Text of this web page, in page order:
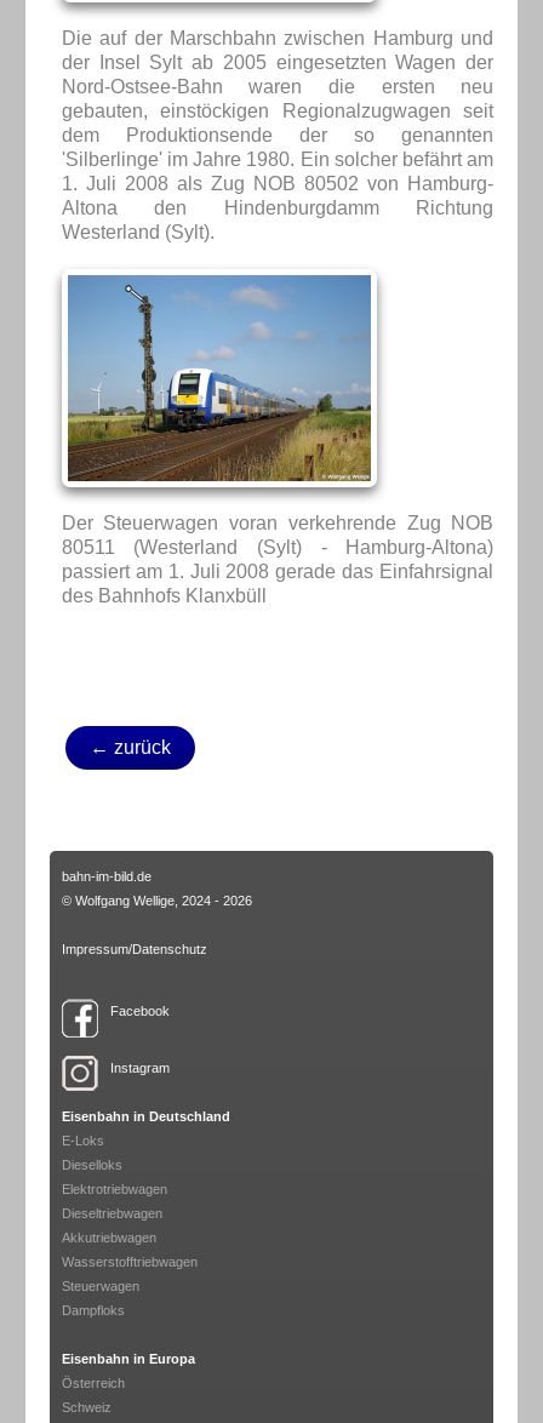
Die auf der Marschbahn zwischen Hamburg und
der Insel Sylt ab 2005 eingesetzten Wagen der
Nord-Ostsee-Bahn waren die ersten neu
gebauten, einstöckigen Regionalzugwagen seit
dem Produktionsende der so genannten
'Silberlinge' im Jahre 1980. Ein solcher befährt am
1. Juli 2008 als Zug NOB 80502 von Hamburg-
Altona den Hindenburgdamm Richtung
Westerland (Sylt).
Der Steuerwagen voran verkehrende Zug NOB
80511 (Westerland (Sylt) - Hamburg-Altona)
passiert am 1. Juli 2008 gerade das Einfahrsignal
des Bahnhofs Klanxbüll
← zurück
bahn-im-bild.de
© Wolfgang Wellige, 2024 - 2026
Impressum/Datenschutz
Facebook
Instagram
Eisenbahn in Deutschland
E-Loks
Dieselloks
Elektrotriebwagen
Dieseltriebwagen
Akkutriebwagen
Wasserstofftriebwagen
Steuerwagen
Dampfloks
Eisenbahn in Europa
Österreich
Schweiz